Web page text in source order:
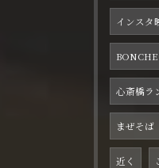
インスタ
BONCHE
心斎橋ラ
まぜそば
近く